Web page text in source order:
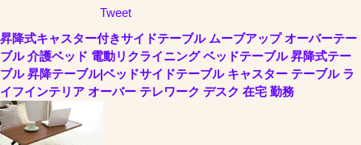
Tweet
昇降式キャスター付きサイドテーブル ムーブアップ オーバーテー
ブル 介護ベッド 電動リクライニング ベッドテーブル 昇降式テー
ブル 昇降テーブル|ベッドサイドテーブル キャスター テーブル ラ
イフインテリア オーバー テレワーク デスク 在宅 勤務